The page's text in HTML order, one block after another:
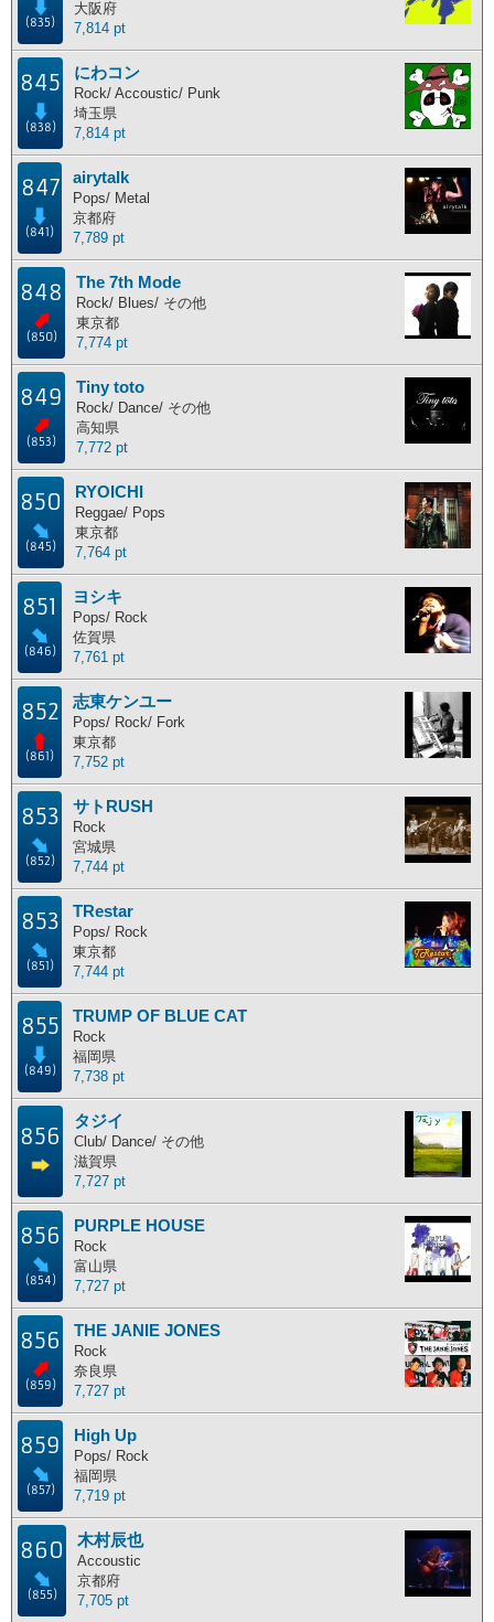
(835)
大阪府
7,814 pt
845
(838)
にわコン
Rock/ Accoustic/ Punk
埼玉県
7,814 pt
847
(841)
airytalk
Pops/ Metal
京都府
7,789 pt
848
(850)
The 7th Mode
Rock/ Blues/ その他
東京都
7,774 pt
849
(853)
Tiny toto
Rock/ Dance/ その他
高知県
7,772 pt
850
(845)
RYOICHI
Reggae/ Pops
東京都
7,764 pt
851
(846)
ヨシキ
Pops/ Rock
佐賀県
7,761 pt
852
(861)
志東ケンユー
Pops/ Rock/ Fork
東京都
7,752 pt
853
(852)
サトRUSH
Rock
宮城県
7,744 pt
853
(851)
TRestar
Pops/ Rock
東京都
7,744 pt
855
(849)
TRUMP OF BLUE CAT
Rock
福岡県
7,738 pt
856
タジイ
Club/ Dance/ その他
滋賀県
7,727 pt
856
(854)
PURPLE HOUSE
Rock
富山県
7,727 pt
856
(859)
THE JANIE JONES
Rock
奈良県
7,727 pt
859
(857)
High Up
Pops/ Rock
福岡県
7,719 pt
860
(855)
木村辰也
Accoustic
京都府
7,705 pt